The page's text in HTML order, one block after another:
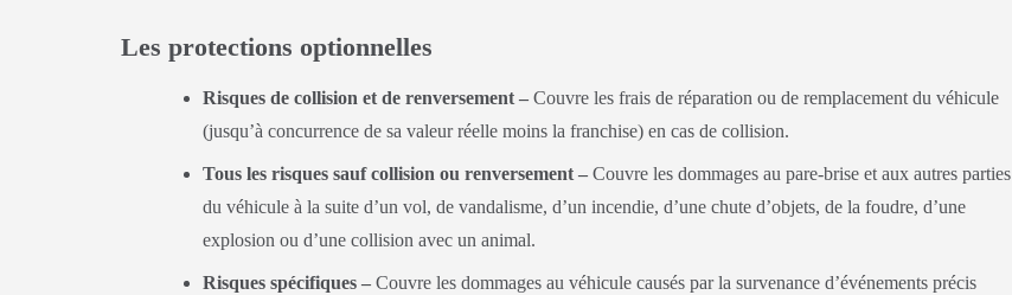
Les protections optionnelles
Risques de collision et de renversement –Couvre les frais de réparation ou de remplacement du véhicule
(jusqu’à concurrence de sa valeur réelle moins la franchise) en cas de collision.
Tous les risques sauf collision ou renversement –Couvre les dommages au pare-brise et aux autres parties
du véhicule à la suite d’un vol, de vandalisme, d’un incendie, d’une chute d’objets, de la foudre, d’une
explosion ou d’une collision avec un animal.
Risques spécifiques –Couvre les dommages au véhicule causés par la survenance d’événements précis